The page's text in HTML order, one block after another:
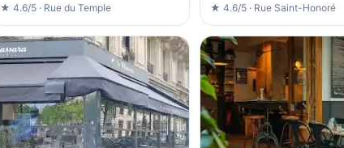
★ 4.6/5 · Rue du Temple ★ 4.6/5 · Rue Saint-Honoré